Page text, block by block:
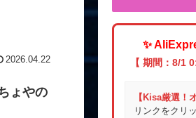
2026.04.22
ょやの
✨
【 期間：8/1
【Kisa厳選！
リンクをクリ